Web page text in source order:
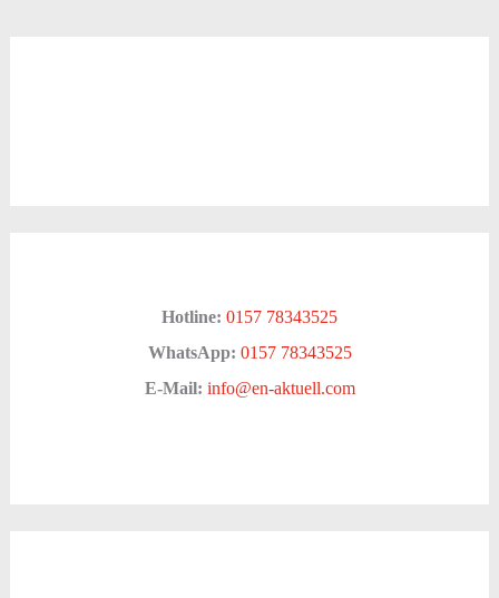
Hotline: 0157 78343525
WhatsApp: 0157 78343525
E-Mail: info@en-aktuell.com